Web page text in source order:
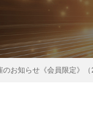
協議会
お知らせ《会員限定》（